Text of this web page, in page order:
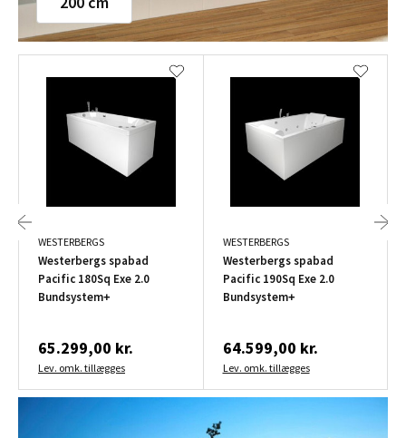
WESTERBERGS
Westerbergs spabad
Pacific 180Sq Exe 2.0
Bundsystem+
65.299,00 kr.
Lev. omk. tillægges
WESTERBERGS
Westerbergs spabad
Pacific 190Sq Exe 2.0
Bundsystem+
64.599,00 kr.
Lev. omk. tillægges